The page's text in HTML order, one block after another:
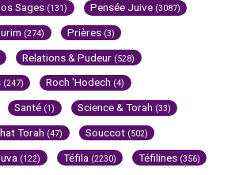
Sages (131) Pensée Juive (3087)
(274) Prières (3)
Relations & Pudeur (528)
(247) Roch 'Hodech (4)
Santé (1) Science & Torah (33)
Torah (47) Souccot (502)
(122) Téfila (2230) Téfilines (356)